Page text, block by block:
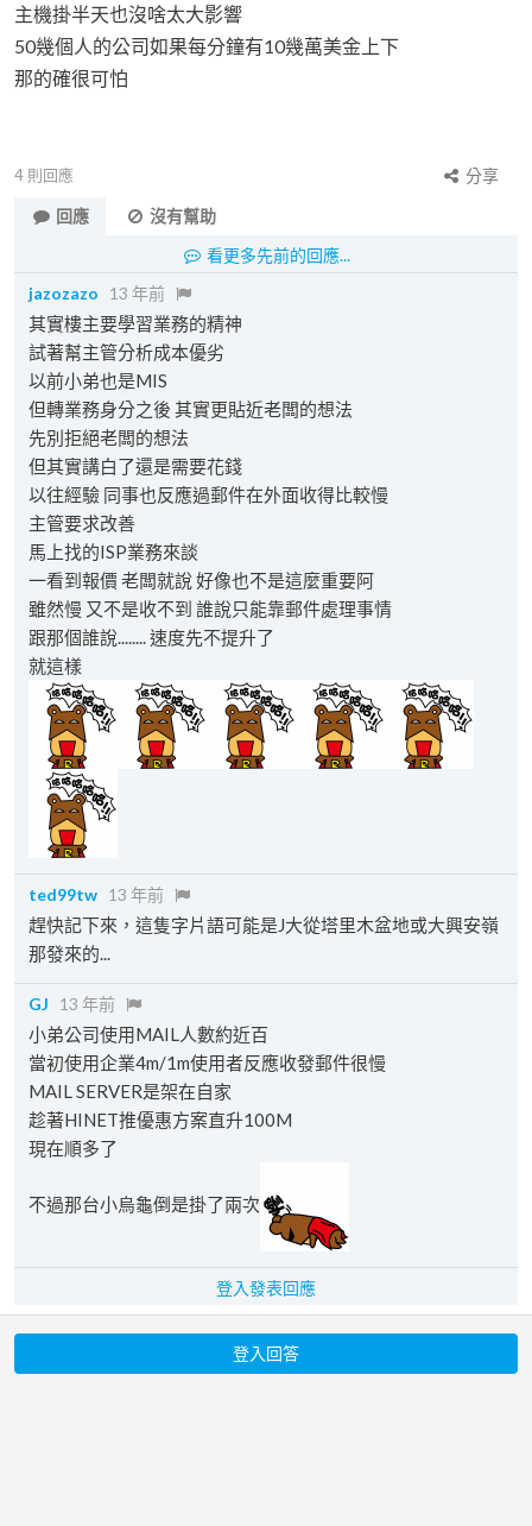
主機掛半天也沒啥太大影響
50幾個人的公司如果每分鐘有10幾萬美金上下
那的確很可怕
4 則回應
分享
回應
沒有幫助
看更多先前的回應...
jazozazo
13 年前
其實樓主要學習業務的精神
試著幫主管分析成本優劣
以前小弟也是MIS
但轉業務身分之後 其實更貼近老闆的想法
先別拒絕老闆的想法
但其實講白了還是需要花錢
以往經驗 同事也反應過郵件在外面收得比較慢
主管要求改善
馬上找的ISP業務來談
一看到報價 老闆就說 好像也不是這麼重要阿
雖然慢 又不是收不到 誰說只能靠郵件處理事情
跟那個誰說........ 速度先不提升了
就這樣
ted99tw 13 年前
趕快記下來，這隻字片語可能是J大從塔里木盆地或大興安嶺
那發來的...
GJ 13 年前
小弟公司使用MAIL人數約近百
當初使用企業4m/1m使用者反應收發郵件很慢
MAIL SERVER是架在自家
趁著HINET推優惠方案直升100M
現在順多了
不過那台小烏龜倒是掛了兩次
登入發表回應
登入回答